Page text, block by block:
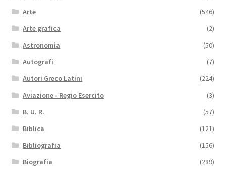
Arte
(546)
Arte grafica
(2)
Astronomia
(50)
Autografi
(7)
Autori Greco Latini
(224)
Aviazione - Regio Esercito
(3)
B. U. R.
(57)
Biblica
(121)
Bibliografia
(156)
Biografia
(289)